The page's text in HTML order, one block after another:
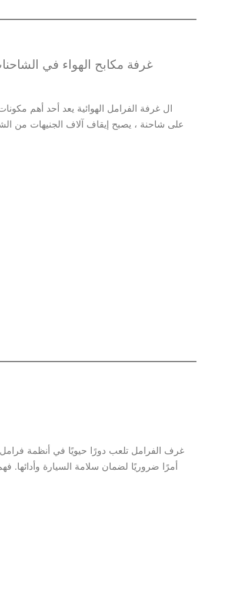
غرفة مكابح الهواء في
ال غرفة الفرامل الهوائية يعد أحد أهم
على شاحنة ، يصبح إيقاف آلاف الجنيهات من
غرف الفرامل تلعب دورًا حيويًا في أنظمة فرامل
أمرًا ضروريًا لضمان سلامة السيارة